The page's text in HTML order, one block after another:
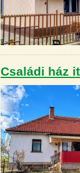
Családi ház